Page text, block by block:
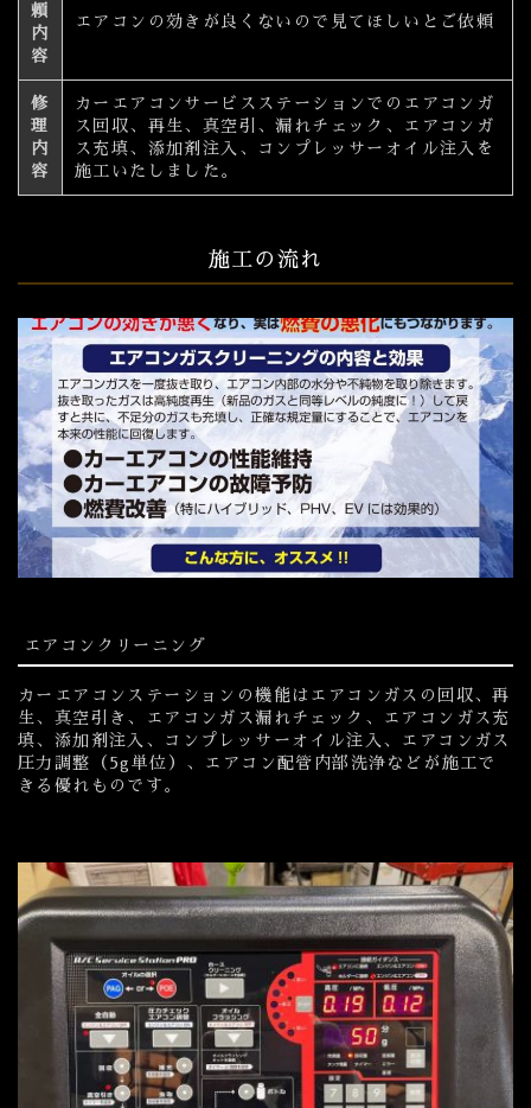
頼
内
容
エアコンの効きが良くないので見てほしいとご依頼
修
理
内
容
カーエアコンサービスステーションでのエアコンガ
ス回収、再生、真空引、漏れチェック、エアコンガ
ス充填、添加剤注入、コンプレッサーオイル注入を
施工いたしました。
施工の流れ
エアコンクリーニング
カーエアコンステーションの機能はエアコンガスの回収、再
生、真空引き、エアコンガス漏れチェック、エアコンガス充
填、添加剤注入、コンプレッサーオイル注入、エアコンガス
圧力調整（5g単位）、エアコン配管内部洗浄などが施工で
きる優れものです。